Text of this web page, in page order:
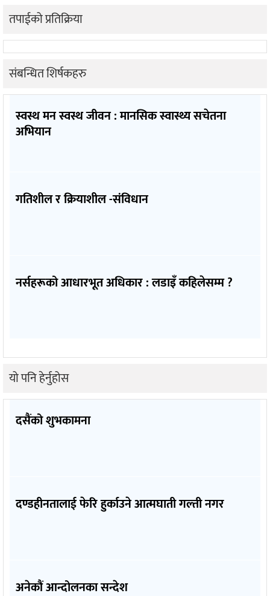
तपाईको प्रतिक्रिया
संबन्धित शिर्षकहरु
स्वस्थ मन स्वस्थ जीवन : मानसिक स्वास्थ्य सचेतना
अभियान
गतिशील र क्रियाशील -संविधान
नर्सहरूको आधारभूत अधिकार : लडाइँ कहिलेसम्म ?
यो पनि हेर्नुहोस
दसैंको शुभकामना
दण्डहीनतालाई फेरि हुर्काउने आत्मघाती गल्ती नगर
अनेकौं आन्दोलनका सन्देश